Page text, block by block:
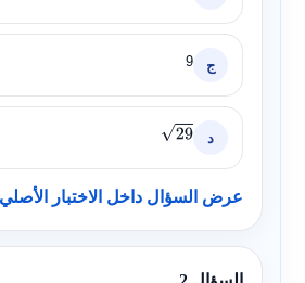
ج 9
د 29
عرض السؤال داخل الاختبار الأصلي